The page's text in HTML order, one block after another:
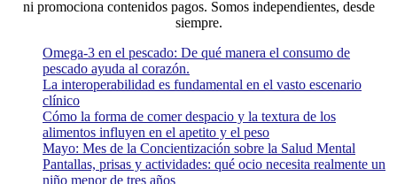
ni promociona contenidos pagos. Somos independientes, desde
siempre.
Omega-3 en el pescado: De qué manera el consumo de
pescado ayuda al corazón.
La interoperabilidad es fundamental en el vasto escenario
clínico
Cómo la forma de comer despacio y la textura de los
alimentos influyen en el apetito y el peso
Mayo: Mes de la Concientización sobre la Salud Mental
Pantallas, prisas y actividades: qué ocio necesita realmente un
niño menor de tres años